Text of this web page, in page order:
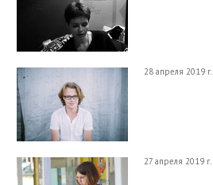
28 апреля 2019 г.
27 апреля 2019 г.